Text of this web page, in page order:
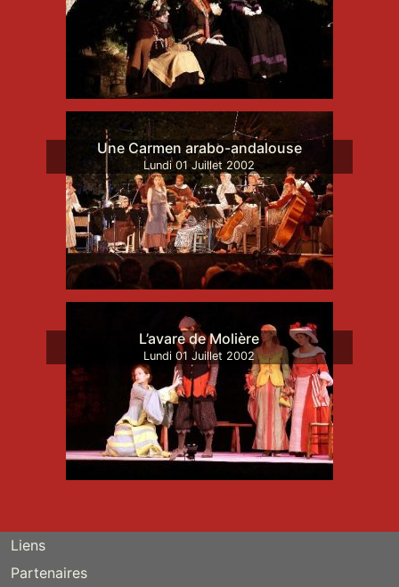
Une Carmen arabo-andalouse
Lundi 01 Juillet 2002
L’avare de Molière
Lundi 01 Juillet 2002
Liens
Partenaires